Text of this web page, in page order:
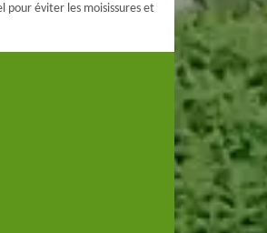
pour éviter les moisissures et